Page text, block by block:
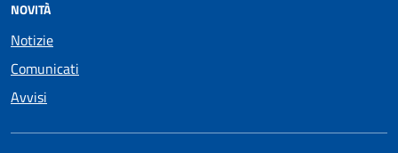
NOVITÀ
Notizie
Comunicati
Avvisi